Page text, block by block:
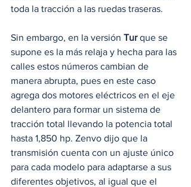
toda la tracción a las ruedas traseras.
Sin embargo, en la versión Tur que se
supone es la más relaja y hecha para las
calles estos números cambian de
manera abrupta, pues en este caso
agrega dos motores eléctricos en el eje
delantero para formar un sistema de
tracción total llevando la potencia total
hasta 1,850 hp. Zenvo dijo que la
transmisión cuenta con un ajuste único
para cada modelo para adaptarse a sus
diferentes objetivos, al igual que el